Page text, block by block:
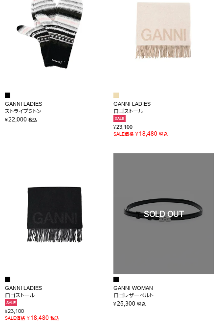
GANNI LADIES
ストライプミトン
¥22,000 税込
GANNI LADIES
ロゴストール
SALE
¥23,100
SALE価格 ¥18,480 税込
GANNI LADIES
ロゴストール
SALE
¥23,100
SALE価格 ¥18,480 税込
GANNI WOMAN
ロゴレザーベルト
¥25,300 税込